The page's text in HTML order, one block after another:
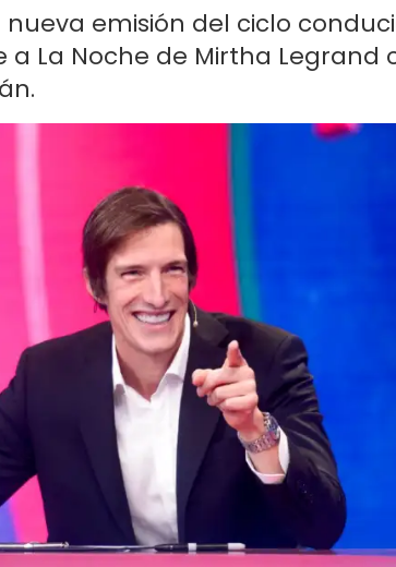
emisión del ciclo
La Noche de Mirtha Legrand